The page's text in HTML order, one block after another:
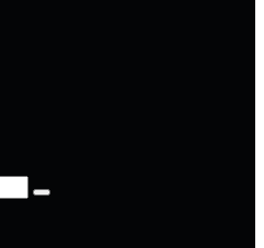
Arama